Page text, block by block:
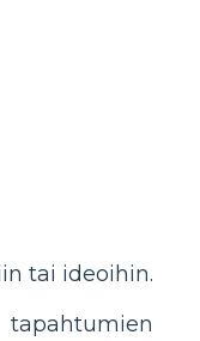
tai ideoihin.